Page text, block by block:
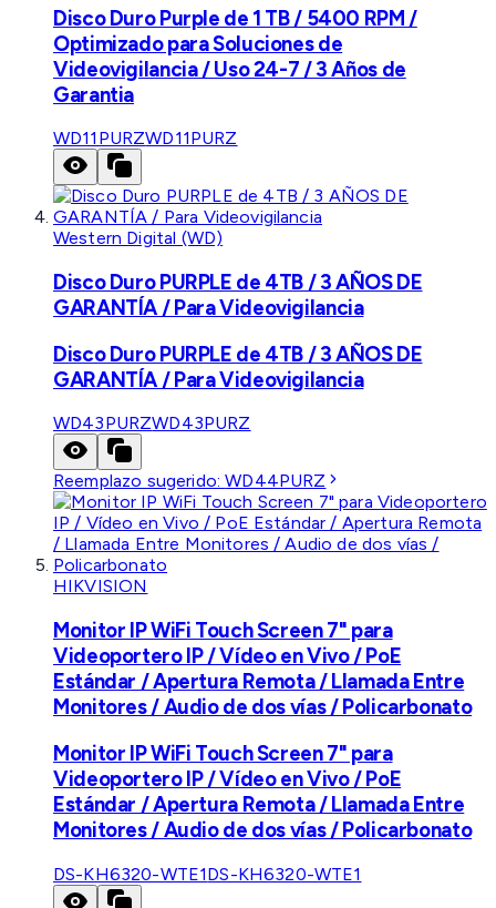
Disco Duro Purple de 1 TB / 5400 RPM /
Optimizado para Soluciones de
Videovigilancia / Uso 24-7 / 3 Años de
Garantia
WD11PURZWD11PURZ
Western Digital (WD)
Disco Duro PURPLE de 4TB / 3 AÑOS DE
GARANTÍA / Para Videovigilancia
Disco Duro PURPLE de 4TB / 3 AÑOS DE
GARANTÍA / Para Videovigilancia
WD43PURZWD43PURZ
Reemplazo sugerido:WD44PURZ
HIKVISION
Monitor IP WiFi Touch Screen 7" para
Videoportero IP / Vídeo en Vivo / PoE
Estándar / Apertura Remota / Llamada Entre
Monitores / Audio de dos vías / Policarbonato
Monitor IP WiFi Touch Screen 7" para
Videoportero IP / Vídeo en Vivo / PoE
Estándar / Apertura Remota / Llamada Entre
Monitores / Audio de dos vías / Policarbonato
DS-KH6320-WTE1DS-KH6320-WTE1